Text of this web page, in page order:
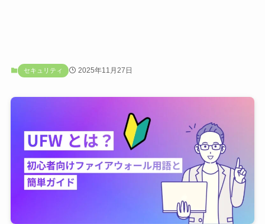
セキュリティ 2025年11月27日